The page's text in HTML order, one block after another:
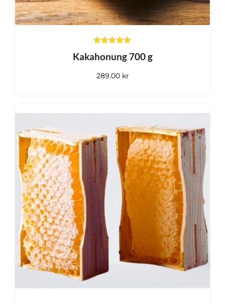
Välj
alternativ
4.94av 5
Kakahonung 700 g
289.00 kr
Läs
mer